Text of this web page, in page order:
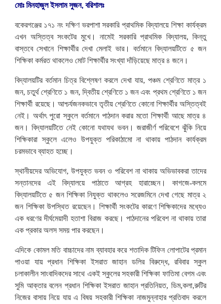
মোঃ মিনহাজুল ইসলাম সুজন, বরিশালঃ
বকেরগঞ্জের ১৭১ নং দক্ষিণ ভরপাশা সরকারি প্রাথমিক বিদ্যালয়ে শিক্ষা কার্যক্রম
এখন অস্তিত্ব সংকটের মুখে। নামেই সরকারি প্রাথমিক বিদ্যালয়, কিন্তু
বাস্তবে সেখানে শিক্ষার্থীর দেখা মেলাই ভার। বর্তমানে বিদ্যালয়টিতে ৫ জন
শিক্ষিকা কর্মরত থাকলেও মোট শিক্ষার্থীর সংখ্যা দাঁড়িয়েছে মাত্র ৪ জনে।
বিদ্যালয়টির বর্তমান চিত্র বিশ্লেষণ করলে দেখা যায়, পঞ্চম শ্রেণিতে মাত্র ১
জন, চতুর্থ শ্রেণিতে ১ জন, দ্বিতীয় শ্রেণিতে ১ জন এবং প্রথম শ্রেণিতে ১ জন
শিক্ষার্থী রয়েছে। আশ্চর্যজনকভাবে তৃতীয় শ্রেণিতে কোনো শিক্ষার্থীর অস্তিত্বই
নেই। অর্থাৎ পুরো স্কুলে বর্তমানে পাঠদান করার মতো শিক্ষার্থী আছে মাত্র ৪
জন। বিদ্যালয়টিতে নেই কোনো যথাযথ ভবন। জরাজীর্ণ পরিবেশে ঝুঁকি নিয়ে
শিক্ষিকারা স্কুলে এলেও উপযুক্ত পরিকাঠামো না থাকায় পাঠদান কার্যক্রম
চরমভাবে ব্যাহত হচ্ছে।
স্থানীয়দের অভিযোগ, উপযুক্ত ভবন ও পরিবেশ না থাকায় অভিভাবকরা তাদের
সন্তানদের এই বিদ্যালয়ে পাঠাতে আগ্রহ হারাচ্ছেন। কাগজে-কলমে
বিদ্যালয়টিতে ৫ জন শিক্ষিকা নিযুক্ত থাকলেও সরেজমিনে দেখা গেছে মাত্র ২
জন শিক্ষিকা উপস্থিত রয়েছেন। শিক্ষার্থী সংকটের কারণে শিক্ষিকাদের মধ্যেও
এক ধরণের দীর্ঘমেয়াদী হতাশা বিরাজ করছে। পাঠদানের পরিবেশ না থাকায় তারা
এক প্রকার অলস সময় পার করছেন।
এদিকে কোমল মতি বাচ্চাদের নাম ব্যাবহার করে শতাদিক টিফিন লোপাটের প্রমান
পাওয়া যায় প্রধান শিক্ষিকা ইসরাত জাহান ডলির বিরুদ্ধে, রবিবার স্কুল
চলাকালীন সাংবাদিকদের সাথে একই স্কুলের সহকারী শিক্ষিকা ফাতিমা বেগম এবং
সুমি আক্তার বলেন প্রধান শিক্ষিকা ইসরাত জাহান প্রতিনিয়ত, ডিম,কলা,রুটির
নিজের বাসায় নিয়ে যায় এ বিষয় সহকারী শিক্ষিকা নাজমুন্নাহার প্রতিবাদ করলে